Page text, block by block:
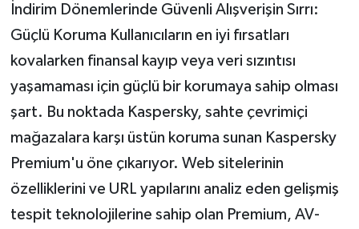
İndirim Dönemlerinde Güvenli Alışverişin Sırrı:
Güçlü Koruma Kullanıcıların en iyi fırsatları
kovalarken finansal kayıp veya veri sızıntısı
yaşamaması için güçlü bir korumaya sahip olması
şart. Bu noktada Kaspersky, sahte çevrimiçi
mağazalara karşı üstün koruma sunan Kaspersky
Premium'u öne çıkarıyor. Web sitelerinin
özelliklerini ve URL yapılarını analiz eden gelişmiş
tespit teknolojilerine sahip olan Premium, AV-